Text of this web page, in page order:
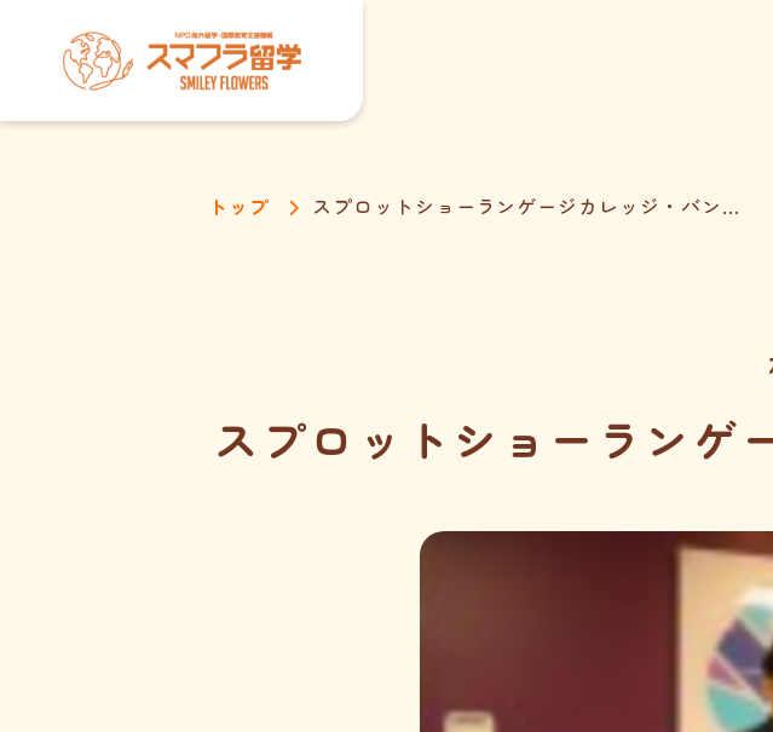
トップ スプロットショーランゲージカレッジ・バン...
スプロットショーランゲ